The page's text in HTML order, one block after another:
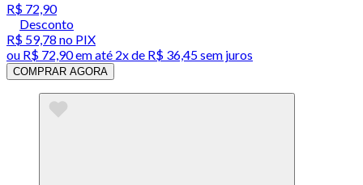
R$ 72,90
Desconto
R$ 59,78 no PIX
ou R$ 72,90em até 2x de R$ 36,45 sem juros
COMPRAR AGORA